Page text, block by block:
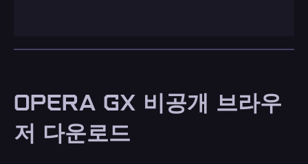
OPERA GX 비공개 브라우
저 다운로드